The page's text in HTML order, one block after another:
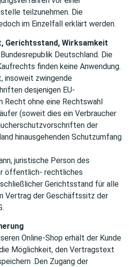
teilzunehmen. Die
im Einzelfall erklärt werden.
Gerichtsstand, Wirksamkeit
Deutschland. Die
finden keine Anwendung.
insoweit zwingende
desjenigen EU-
Recht ohne eine Rechtswahl
(soweit dies ein Verbraucher
der
hinausgehenden Schutzumfang
juristische Person des
öffentlich- rechtliches
Gerichtsstand für alle
Vertrag der Geschäftssitz der
Online-Shop erhält der Kunde
Möglichkeit, den Vertragstext
.Den Zugang der